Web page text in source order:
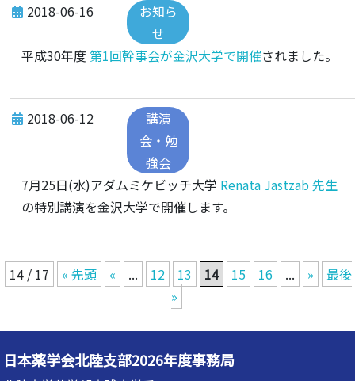
2018-06-16
お知ら
せ
平成30年度 第1回幹事会が金沢大学で開催されました。
2018-06-12
講演
会・勉
強会
7月25日(水)アダムミケビッチ大学 Renata Jastzab 先生
の特別講演を金沢大学で開催します。
14 / 17 « 先頭 « ... 12 13 14 15 16 ... »
最後
»
日本薬学会北陸支部2026年度事務局